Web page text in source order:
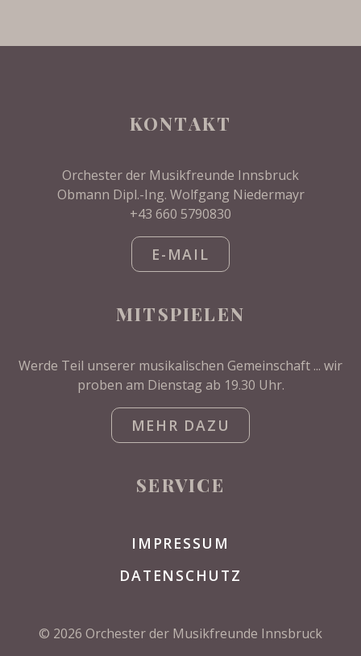
KONTAKT
Orchester der Musikfreunde Innsbruck
Obmann Dipl.-Ing. Wolfgang Niedermayr
+43 660 5790830
E-MAIL
MITSPIELEN
Werde Teil unserer musikalischen Gemeinschaft ... wir
proben am Dienstag ab 19.30 Uhr.
MEHR DAZU
SERVICE
IMPRESSUM
DATENSCHUTZ
© 2026 Orchester der Musikfreunde Innsbruck